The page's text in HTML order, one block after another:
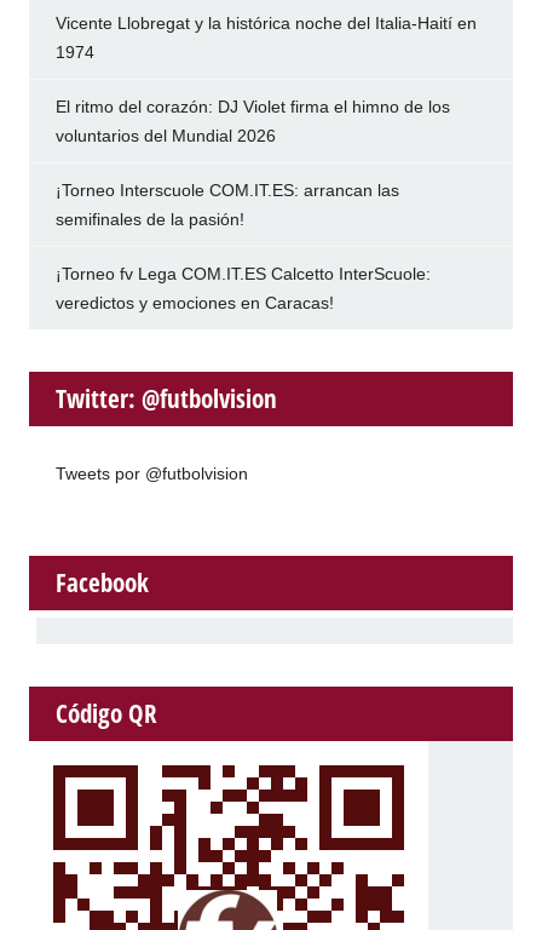
Vicente Llobregat y la histórica noche del Italia-Haití en
1974
El ritmo del corazón: DJ Violet firma el himno de los
voluntarios del Mundial 2026
¡Torneo Interscuole COM.IT.ES: arrancan las
semifinales de la pasión!
¡Torneo fv Lega COM.IT.ES Calcetto InterScuole:
veredictos y emociones en Caracas!
Twitter: @futbolvision
Tweets por @futbolvision
Facebook
Código QR